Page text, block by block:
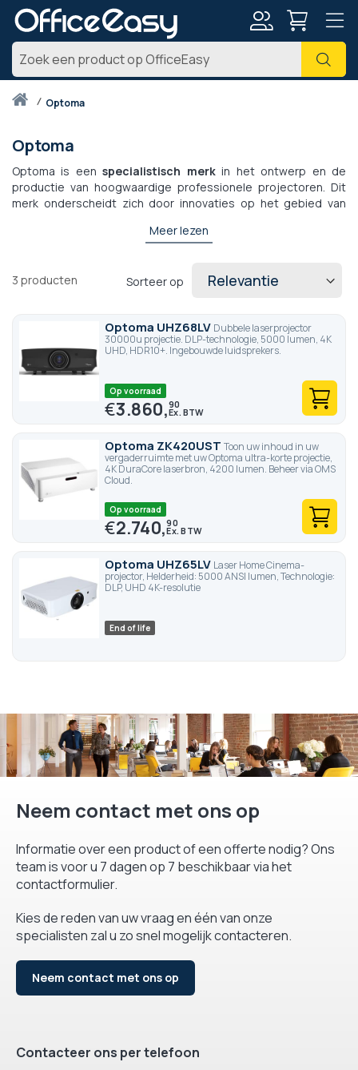
Zoek
Thuisoptoma
Optoma
Optoma is eenspecialistisch merkin het ontwerp en de
productie van hoogwaardige professionele projectoren. Dit
merk onderscheidt zich door innovaties op het gebied van
duurzame beelden. Optoma staat in de entertainment- en
videoprojectoren aan die geavanceerde
professionele omgeving.
Voor de inrichting van uw kamers kunt u gratis contact
opnemen met ons verkoopteam via onderstaand nummer.
Meer lezen
3 producten Sorteer op
Optoma UHZ68LV Dubbele laserprojector
30000u projectie. DLP-technologie, 5000 lumen, 4K
UHD, HDR10+. Ingebouwde luidsprekers.
Op voorraad
€3.860,90
Optoma ZK420UST Toon uw inhoud in uw
vergaderruimte met uw Optoma ultra-korte projectie,
4K DuraCore laserbron, 4200 lumen. Beheer via OMS
Cloud.
Op voorraad
€2.740,90
Optoma UHZ65LV Laser Home Cinema-
projector, Helderheid: 5000 ANSI lumen, Technologie:
DLP, UHD 4K-resolutie
End of life
Neem contact met ons op
Informatie over een product of een offerte nodig? Ons
team is voor u 7 dagen op 7 beschikbaar via het
contactformulier.
Kies de reden van uw vraag en één van onze
specialisten zal u zo snel mogelijk contacteren.
Neem contact met ons op
Contacteer ons per telefoon